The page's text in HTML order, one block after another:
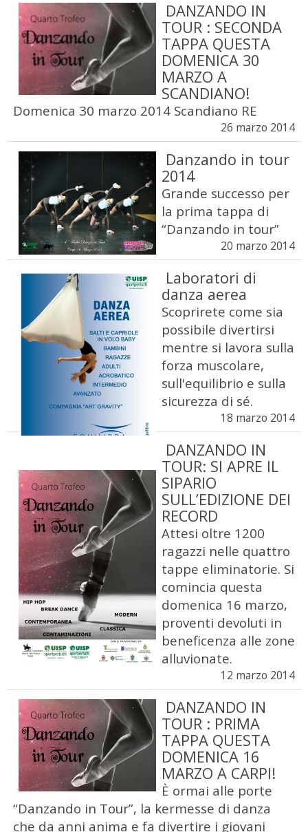
DANZANDO IN
TOUR : SECONDA
TAPPA QUESTA
DOMENICA 30
MARZO A
SCANDIANO!
Domenica 30 marzo 2014 Scandiano RE
26 marzo 2014
Danzando in tour
2014
Grande successo per
la prima tappa di
“Danzando in tour”
20 marzo 2014
Laboratori di
danza aerea
Scoprirete come sia
possibile divertirsi
mentre si lavora sulla
forza muscolare,
sull'equilibrio e sulla
sicurezza di sé.
18 marzo 2014
DANZANDO IN
TOUR: SI APRE IL
SIPARIO
SULL’EDIZIONE DEI
RECORD
Attesi oltre 1200
ragazzi nelle quattro
tappe eliminatorie. Si
comincia questa
domenica 16 marzo,
proventi devoluti in
beneficenza alle zone
alluvionate.
12 marzo 2014
DANZANDO IN
TOUR : PRIMA
TAPPA QUESTA
DOMENICA 16
MARZO A CARPI!
È ormai alle porte
“Danzando in Tour”, la kermesse di danza
che da anni anima e fa divertire i giovani